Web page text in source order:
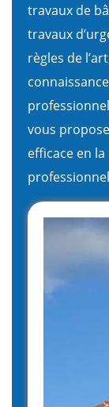
travaux de
travaux
règles de
vous
efficace en